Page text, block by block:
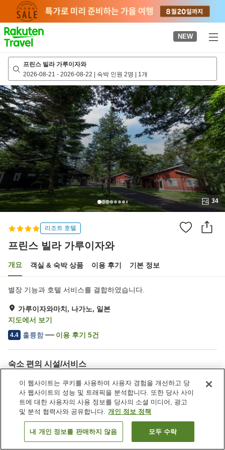
page
NEW
프린스 빌라 가루이자와
2026-08-21 - 2026-08-22 | 숙박 인원 2명 | 1개
34
리조트 호텔
프린스 빌라 가루이자와
개요 객실 & 숙박 상품 이용 후기 기본 정보
별장 기능과 호텔 서비스를 결합하였습니다.
가루이자와마치, 나가노, 일본
지도에서 보기
4.4 훌륭함 이용 후기 5건
숙소 편의 시설/서비스
송영 서비스
택배
드라이클리닝
룸서비스
일본 나가노 가루이자와마치 프린스 빌라 가루이자와
객실 보기
이 웹사이트는 쿠키를 사용하여 사용자 경험을 개선하고 당
사 웹사이트의 성능 및 트래픽을 분석합니다. 또한 당사 사이
트에 대한 사용자의 사용 정보를 당사의 소셜 미디어, 광고
및 분석 협력사와 공유합니다. 개인 정보 정책
내 개인 정보를 판매하지 않음 모두 수락